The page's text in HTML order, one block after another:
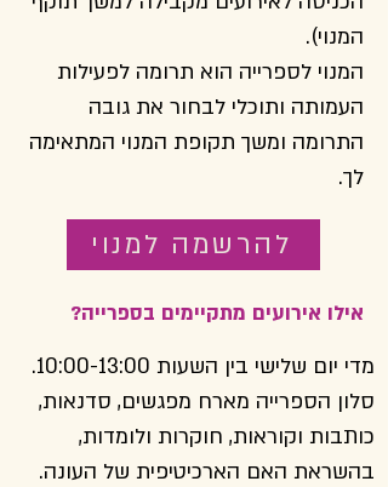
המנוי).
המנוי לספרייה הוא תרומה לפעילות
העמותה ותוכלי לבחור את גובה
התרומה ומשך תקופת המנוי המתאימה
לך.
להרשמה למנוי
אילו אירועים מתקיימים בספרייה?
מדי יום שלישי בין השעות 10:00-13:00.
סלון הספרייה מארח מפגשים, סדנאות,
כותבות וקוראות, חוקרות ולומדות,
בהשראת האם הארכיטיפית של העונה.